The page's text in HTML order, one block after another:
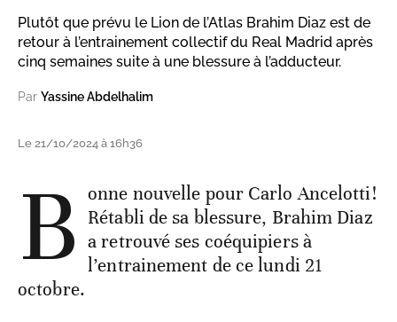
Plutôt que prévu le Lion de l’Atlas Brahim Diaz est de
retour à l’entrainement collectif du Real Madrid après
cinq semaines suite à une blessure à l’adducteur.
Par Yassine Abdelhalim
Le 21/10/2024 à 16h36
B onne nouvelle pour Carlo Ancelotti!
Rétabli de sa blessure, Brahim Diaz
a retrouvé ses coéquipiers à
l’entrainement de ce lundi 21
octobre.